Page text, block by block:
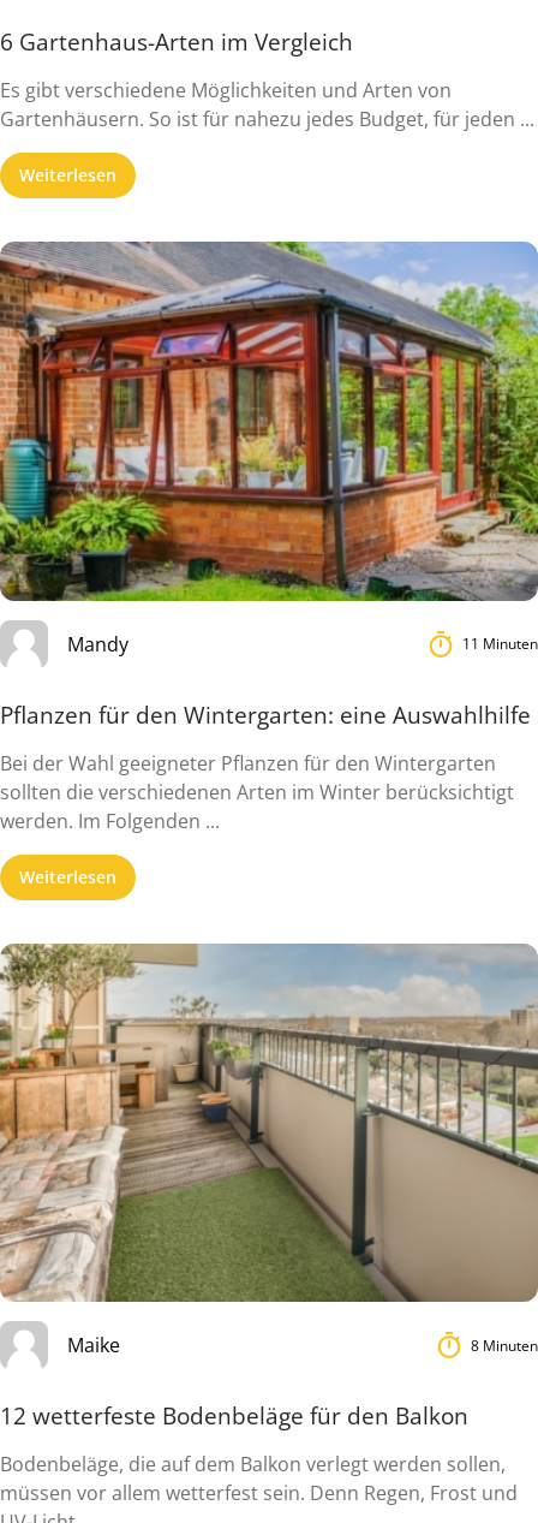
6 Gartenhaus-Arten im Vergleich
Es gibt verschiedene Möglichkeiten und Arten von
Gartenhäusern. So ist für nahezu jedes Budget, für jeden ...
Weiterlesen
Mandy 11 Minuten
Pflanzen für den Wintergarten: eine Auswahlhilfe
Bei der Wahl geeigneter Pflanzen für den Wintergarten
sollten die verschiedenen Arten im Winter berücksichtigt
werden. Im Folgenden ...
Weiterlesen
Maike 8 Minuten
12 wetterfeste Bodenbeläge für den Balkon
Bodenbeläge, die auf dem Balkon verlegt werden sollen,
müssen vor allem wetterfest sein. Denn Regen, Frost und